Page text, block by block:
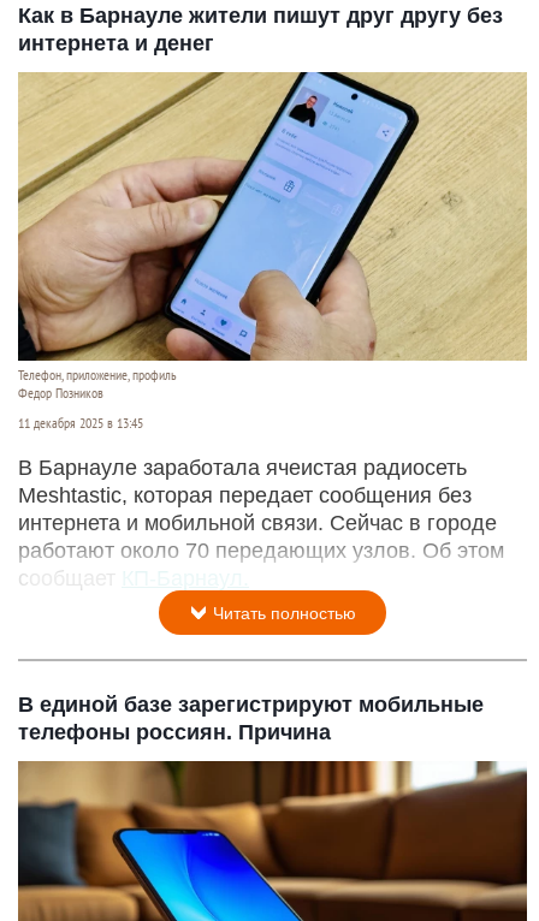
Как в Барнауле жители пишут друг другу без
интернета и денег
Телефон, приложение, профиль
Федор Позников
11 декабря 2025 в 13:45
В Барнауле заработала ячеистая радиосеть
Meshtastic, которая передает сообщения без
интернета и мобильной связи. Сейчас в городе
работают около 70 передающих узлов. Об этом
сообщает КП-Барнаул.
Читать полностью
В единой базе зарегистрируют мобильные
телефоны россиян. Причина